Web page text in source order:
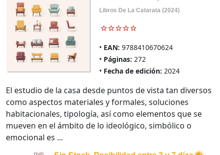
Libros De La Catarata (2024)
EAN: 9788410670624
Páginas: 272
Fecha de edición: 2024
El estudio de la casa desde puntos de vista tan diversos
como aspectos materiales y formales, soluciones
habitacionales, tipología, así como elementos que se
mueven en el ámbito de lo ideológico, simbólico o
emocional es ...